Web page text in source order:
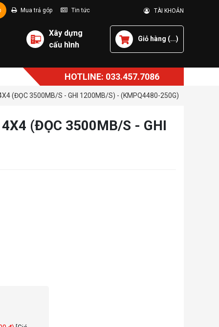
Mua trả góp Tin tức TÀI KHOẢN
Xây dựng
cấu hình
Giỏ hàng (...)
HOTLINE: 033.457.7086
(ĐỌC 3500MB/S - GHI 1200MB/S) - (KMPQ4480-250G)
(ĐỌC 3500MB/S - GHI